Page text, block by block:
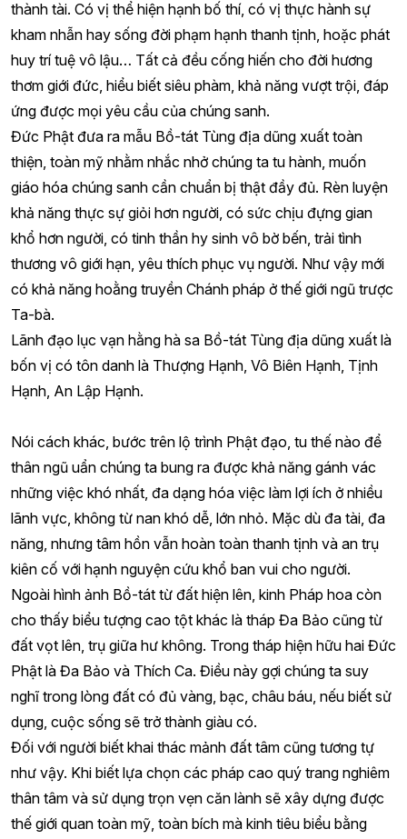
thành tài. Có vị thể hiện hạnh bố thí, có vị thực hành sự
kham nhẫn hay sống đời phạm hạnh thanh tịnh, hoặc phát
huy trí tuệ vô lậu… Tất cả đều cống hiến cho đời hương
thơm giới đức, hiểu biết siêu phàm, khả năng vượt trội, đáp
ứng được mọi yêu cầu của chúng sanh.
Đức Phật đưa ra mẫu Bồ-tát Tùng địa dũng xuất toàn
thiện, toàn mỹ nhằm nhắc nhở chúng ta tu hành, muốn
giáo hóa chúng sanh cần chuẩn bị thật đầy đủ. Rèn luyện
khả năng thực sự giỏi hơn người, có sức chịu đựng gian
khổ hơn người, có tinh thần hy sinh vô bờ bến, trải tình
thương vô giới hạn, yêu thích phục vụ người. Như vậy mới
có khả năng hoằng truyền Chánh pháp ở thế giới ngũ trược
Ta-bà.
Lãnh đạo lục vạn hằng hà sa Bồ-tát Tùng địa dũng xuất là
bốn vị có tôn danh là Thượng Hạnh, Vô Biên Hạnh, Tịnh
Hạnh, An Lập Hạnh.
Nói cách khác, bước trên lộ trình Phật đạo, tu thế nào để
thân ngũ uẩn chúng ta bung ra được khả năng gánh vác
những việc khó nhất, đa dạng hóa việc làm lợi ích ở nhiều
lãnh vực, không từ nan khó dễ, lớn nhỏ. Mặc dù đa tài, đa
năng, nhưng tâm hồn vẫn hoàn toàn thanh tịnh và an trụ
kiên cố với hạnh nguyện cứu khổ ban vui cho người.
Ngoài hình ảnh Bồ-tát từ đất hiện lên, kinh Pháp hoa còn
cho thấy biểu tượng cao tột khác là tháp Đa Bảo cũng từ
đất vọt lên, trụ giữa hư không. Trong tháp hiện hữu hai Đức
Phật là Đa Bảo và Thích Ca. Điều này gợi chúng ta suy
nghĩ trong lòng đất có đủ vàng, bạc, châu báu, nếu biết sử
dụng, cuộc sống sẽ trở thành giàu có.
Đối với người biết khai thác mảnh đất tâm cũng tương tự
như vậy. Khi biết lựa chọn các pháp cao quý trang nghiêm
thân tâm và sử dụng trọn vẹn căn lành sẽ xây dựng được
thế giới quan toàn mỹ, toàn bích mà kinh tiêu biểu bằng